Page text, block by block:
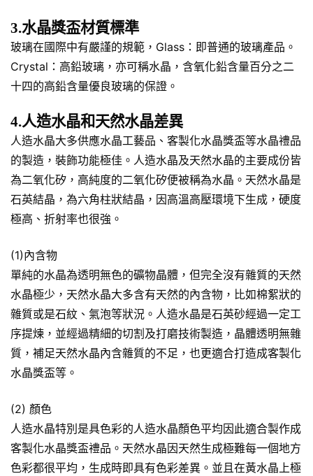
3.水晶獎盃材質標準
玻璃在國際中有嚴謹的規範，Glass：即普通的玻璃產品。
Crystal：高鉛玻璃，亦可稱水晶，含氧化鉛含量百分之二
十四的高鉛含量優良玻璃的保證。
4.人造水晶和天然水晶差異
人造水晶大多供應水晶工藝品、客製化水晶獎盃等水晶禮品
的製造，裝飾功能極佳。人造水晶及天然水晶的主要成份皆
為二氧化矽，高純度的二氧化矽便被稱為水晶。天然水晶是
石英結晶，為六角柱狀結晶，因高溫高壓環境下生成，硬度
極高、折射率也很強。
(1)內含物
單純的水晶為透明無色的礦物晶體，但完全沒有雜質的天然
水晶極少，天然水晶大多含有天然的內含物，比如棉絮狀的
雜質或是石紋、氣泡等狀況。人造水晶是石英砂經過一定工
序提煉，並經過精細的切割及打磨技術製造，晶體透明無雜
質，補足天然水晶內含雜質的不足，也更適合打造成客製化
水晶獎盃等。
(2) 顏色
人造水晶特別是具色彩的人造水晶顏色平均因此適合製作成
客製化水晶獎盃禮品。天然水晶因天然生成極難每一個地方
色彩都很平均，生成時即具有色彩差異。並且在黃水晶上極